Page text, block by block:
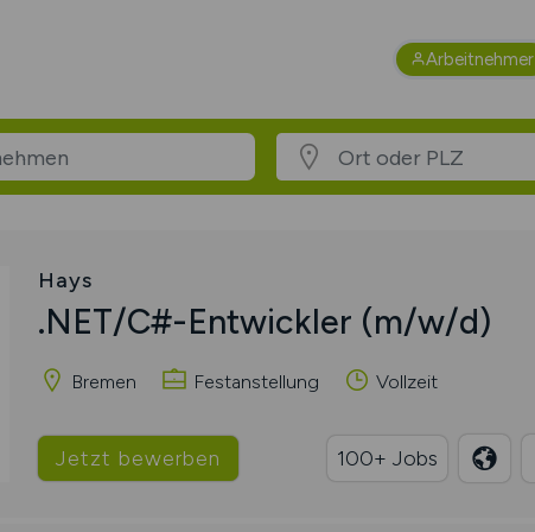
Arbeitnehmer
Hays
.NET/C#-Entwickler (m/w/d)
Bremen Festanstellung Vollzeit
Jetzt bewerben 100+ Jobs